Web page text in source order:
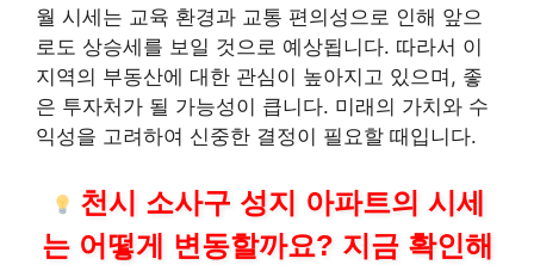
월 시세는 교육 환경과 교통 편의성으로 인해 앞으
로도 상승세를 보일 것으로 예상됩니다. 따라서 이
지역의 부동산에 대한 관심이 높아지고 있으며, 좋
은 투자처가 될 가능성이 큽니다. 미래의 가치와 수
익성을 고려하여 신중한 결정이 필요할 때입니다.
천시 소사구 성지 아파트의 시세
는 어떻게 변동할까요? 지금 확인해